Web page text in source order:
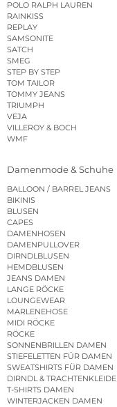
POLO RALPH LAUREN
RAINKISS
REPLAY
SAMSONITE
SATCH
SMEG
STEP BY STEP
TOM TAILOR
TOMMY JEANS
TRIUMPH
VEJA
VILLEROY & BOCH
WMF
Damenmode & Schuhe
BALLOON / BARREL JEANS
BIKINIS
BLUSEN
CAPES
DAMENHOSEN
DAMENPULLOVER
DIRNDLBLUSEN
HEMDBLUSEN
JEANS DAMEN
LANGE RÖCKE
LOUNGEWEAR
MARLENEHOSE
MIDI RÖCKE
RÖCKE
SONNENBRILLEN DAMEN
STIEFELETTEN FÜR DAMEN
SWEATSHIRTS FÜR DAMEN
DIRNDL &
T-SHIRTS DAMEN
WINTERJACKEN DAMEN